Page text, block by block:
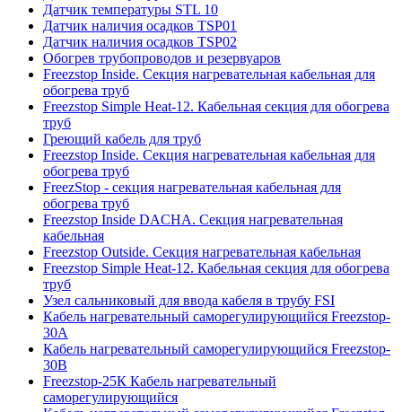
Датчик температуры STL 10
Датчик наличия осадков TSP01
Датчик наличия осадков TSP02
Обогрев трубопроводов и резервуаров
Freezstop Inside. Секция нагревательная кабельная для
обогрева труб
Freezstop Simple Heat-12. Кабельная секция для обогрева
труб
Греющий кабель для труб
Freezstop Inside. Секция нагревательная кабельная для
обогрева труб
FreezStop - секция нагревательная кабельная для
обогрева труб
Freezstop Inside DACHA. Секция нагревательная
кабельная
Freezstop Outside. Секция нагревательная кабельная
Freezstop Simple Heat-12. Кабельная секция для обогрева
труб
Узел сальниковый для ввода кабеля в трубу FSI
Кабель нагревательный саморегулирующийся Freezstop-
30A
Кабель нагревательный саморегулирующийся Freezstop-
30B
Freezstop-25К Кабель нагревательный
саморегулирующийся